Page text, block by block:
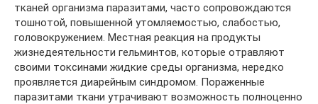
тканей организма паразитами, часто сопровождаются
тошнотой, повышенной утомляемостью, слабостью,
головокружением. Местная реакция на продукты
жизнедеятельности гельминтов, которые отравляют
своими токсинами жидкие среды организма, нередко
проявляется диарейным синдромом. Пораженные
паразитами ткани утрачивают возможность полноценно